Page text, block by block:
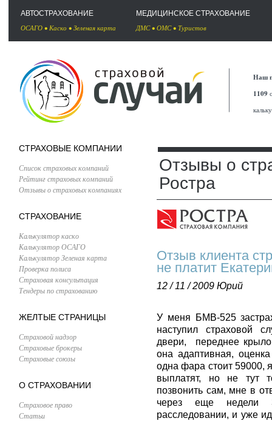
АВТОСТРАХОВАНИЕ
ОСАГО • Каско • Зеленая карта
МЕДИЦИНСКОЕ СТРАХОВАНИЕ
ДМС• ОМС• Туристов
Наш
1109
СТРАХОВЫЕ КОМПАНИИ
Список страховых компаний
Рейтинг страховых компаний
Отзывы о страховых компаниях
СТРАХОВАНИЕ
Калькулятор каско
Калькулятор ОСАГО
Калькулятор Зеленая карта
Проверка полиса
Страховая консультация
Тендеры по страхованию
ЖЕЛТЫЕ СТРАНИЦЫ
Страховой надзор
Страховые брокеры
Страховые союзы
О СТРАХОВАНИИ
Страховое право
Статьи
Отзывы о
Ростра
Отзыв клиента
не платит
12 / 11 / 2009 Юрий
У меня БМВ-525
наступил страховой
двери, переднее
она адаптивная,
одна фара стоит 59000,
выплатят, но не тут
позвонить сам, мне в
через еще недели
расследовании, и уже